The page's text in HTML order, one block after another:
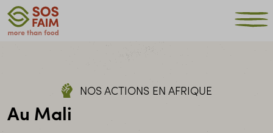
NOS ACTIONS EN AFRIQUE
Au Mali